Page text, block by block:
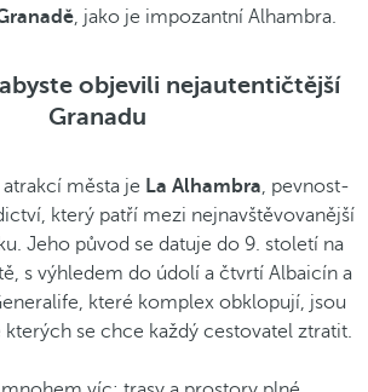
, jako je impozantní Alhambra.
objevili nejautentičtější
Granadu
města je La Alhambra, pevnost-
který patří mezi nejnavštěvovanější
Jeho původ se datuje do 9. století na
s výhledem do údolí a čtvrtí Albaicín a
které komplex obklopují, jsou
se chce každý cestovatel ztratit.